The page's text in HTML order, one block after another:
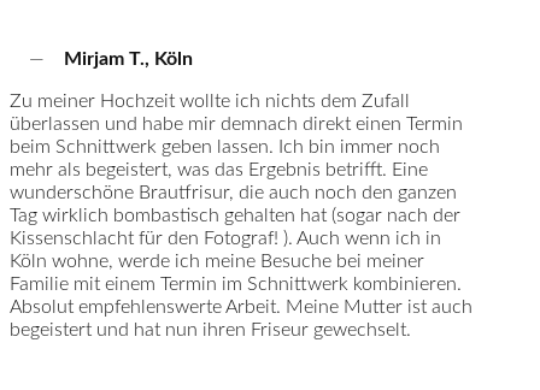
— Mirjam T., Köln
Zu meiner Hochzeit wollte ich nichts dem Zufall
überlassen und habe mir demnach direkt einen Termin
beim Schnittwerk geben lassen. Ich bin immer noch
mehr als begeistert, was das Ergebnis betrifft. Eine
wunderschöne Brautfrisur, die auch noch den ganzen
Tag wirklich bombastisch gehalten hat (sogar nach der
Kissenschlacht für den Fotograf! ). Auch wenn ich in
Köln wohne, werde ich meine Besuche bei meiner
Familie mit einem Termin im Schnittwerk kombinieren.
Absolut empfehlenswerte Arbeit. Meine Mutter ist auch
begeistert und hat nun ihren Friseur gewechselt.